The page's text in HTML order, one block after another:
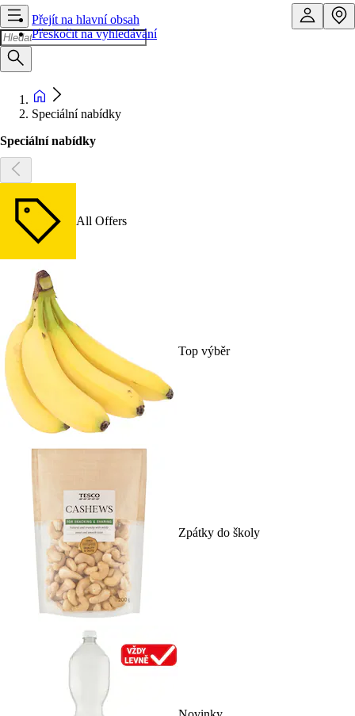
Přejít na hlavní obsah
Přeskočit na vyhledávání
Speciální nabídky
Speciální nabídky
All Offers
Top výběr
Zpátky do školy